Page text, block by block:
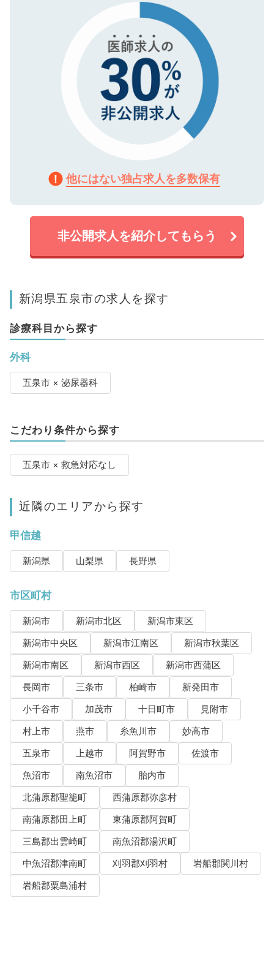
で、機密保持に関してもご安心ください。
他にはない独占求人を多数保有
非公開求人を紹介してもらう
新潟県五泉市の求人を探す
診療科目から探す
外科
五泉市 × 泌尿器科
こだわり条件から探す
五泉市 × 救急対応なし
近隣のエリアから探す
甲信越
新潟県 山梨県 長野県
市区町村
新潟市 新潟市北区
新潟市東区
新潟市中央区
新潟市江南区
新潟市秋葉区
新潟市南区
新潟市西区
新潟市西蒲区
長岡市
三条市 柏崎市
新発田市
小千谷市
加茂市 十日町市
見附市
村上市
燕市 糸魚川市
妙高市
五泉市
上越市 阿賀野市
佐渡市
魚沼市
南魚沼市
胎内市
北蒲原郡聖籠町
西蒲原郡弥彦村
南蒲原郡田上町
東蒲原郡阿賀町
三島郡出雲崎町
南魚沼郡湯沢町
中魚沼郡津南町
刈羽郡刈羽村
岩船郡関川村
岩船郡粟島浦村